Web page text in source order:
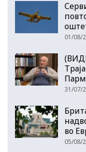
01/08/
31/07/
во
05/08/